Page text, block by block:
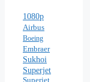
1080p
Airbus
Boeing
Embraer
Sukhoi
Superjet
Superjet